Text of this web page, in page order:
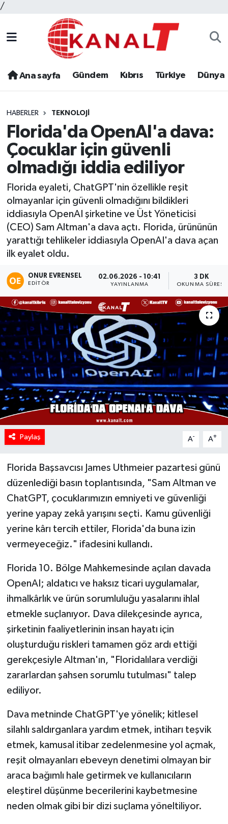
/
Ana sayfa Gündem Kıbrıs Türkiye Dünya
HABERLER TEKNOLOJI
Florida'da OpenAI'a dava:
Çocuklar için güvenli
olmadığı iddia ediliyor
Florida eyaleti, ChatGPT'nin özellikle reşit
olmayanlar için güvenli olmadığını bildikleri
iddiasıyla OpenAI şirketine ve Üst Yöneticisi
(CEO) Sam Altman'a dava açtı. Florida, ürününün
yarattığı tehlikeler iddiasıyla OpenAI'a dava açan
ilk eyalet oldu.
ONUR EVRENSEL
EDITÖR
02.06.2026 - 10:41
YAYINLANMA
3 DK
OKUNMA SÜRESI
Paylaş A- A+
Florida Başsavcısı James Uthmeier pazartesi günü
düzenlediği basın toplantısında, "Sam Altman ve
ChatGPT, çocuklarımızın emniyeti ve güvenliği
yerine yapay zekâ yarışını seçti. Kamu güvenliği
yerine kârı tercih ettiler, Florida'da buna izin
vermeyeceğiz." ifadesini kullandı.
Florida 10. Bölge Mahkemesinde açılan davada
OpenAI; aldatıcı ve haksız ticari uygulamalar,
ihmalkârlık ve ürün sorumluluğu yasalarını ihlal
etmekle suçlanıyor. Dava dilekçesinde ayrıca,
şirketinin faaliyetlerinin insan hayatı için
oluşturduğu riskleri tamamen göz ardı ettiği
gerekçesiyle Altman'ın, "Floridalılara verdiği
zararlardan şahsen sorumlu tutulması" talep
ediliyor.
Dava metninde ChatGPT'ye yönelik; kitlesel
silahlı saldırganlara yardım etmek, intiharı teşvik
etmek, kamusal itibar zedelenmesine yol açmak,
reşit olmayanları ebeveyn denetimi olmayan bir
araca bağımlı hale getirmek ve kullanıcıların
eleştirel düşünme becerilerini kaybetmesine
neden olmak gibi bir dizi suçlama yöneltiliyor.